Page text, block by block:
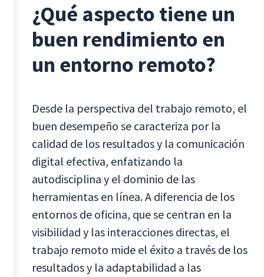
¿Qué aspecto tiene un
buen rendimiento en
un entorno remoto?
Desde la perspectiva del trabajo remoto, el
buen desempeño se caracteriza por la
calidad de los resultados y la comunicación
digital efectiva, enfatizando la
autodisciplina y el dominio de las
herramientas en línea. A diferencia de los
entornos de oficina, que se centran en la
visibilidad y las interacciones directas, el
trabajo remoto mide el éxito a través de los
resultados y la adaptabilidad a las